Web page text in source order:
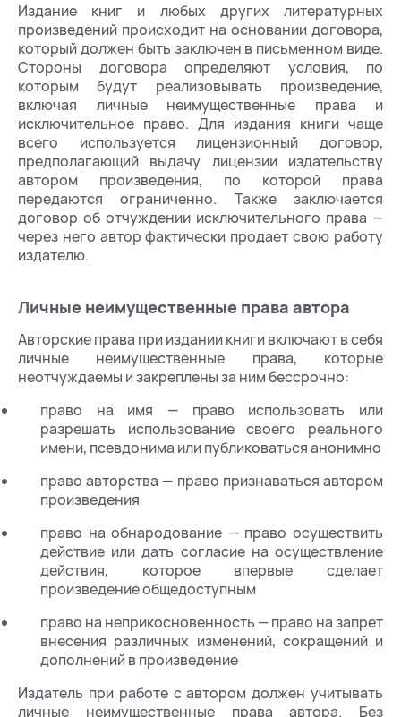
Издание книг и любых других литературных
произведений происходит на основании договора,
который должен быть заключен в письменном виде.
Стороны договора определяют условия, по
которым будут реализовывать произведение,
включая личные неимущественные права и
исключительное право. Для издания книги чаще
всего используется лицензионный договор,
предполагающий выдачу лицензии издательству
автором произведения, по которой права
передаются ограниченно. Также заключается
договор об отчуждении исключительного права —
через него автор фактически продает свою работу
издателю.
Личные неимущественные права автора
Авторские права при издании книги включают в себя
личные неимущественные права, которые
неотчуждаемы и закреплены за ним бессрочно:
право на имя — право использовать или
разрешать использование своего реального
имени, псевдонима или публиковаться анонимно
право авторства — право признаваться автором
произведения
право на обнародование — право осуществить
действие или дать согласие на осуществление
действия, которое впервые сделает
произведение общедоступным
право на неприкосновенность — право на запрет
внесения различных изменений, сокращений и
дополнений в произведение
Издатель при работе с автором должен учитывать
личные неимущественные права автора. Без